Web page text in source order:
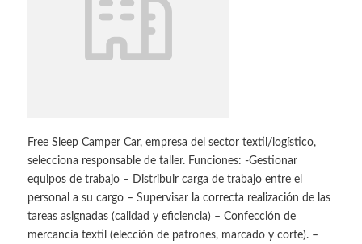
Free Sleep Camper Car, empresa del sector textil/logístico,
selecciona responsable de taller. Funciones: -Gestionar
equipos de trabajo – Distribuir carga de trabajo entre el
personal a su cargo – Supervisar la correcta realización de las
tareas asignadas (calidad y eficiencia) – Confección de
mercancía textil (elección de patrones, marcado y corte). –